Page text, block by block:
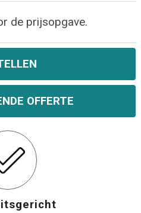
de prijsopgave.
OFFERTE